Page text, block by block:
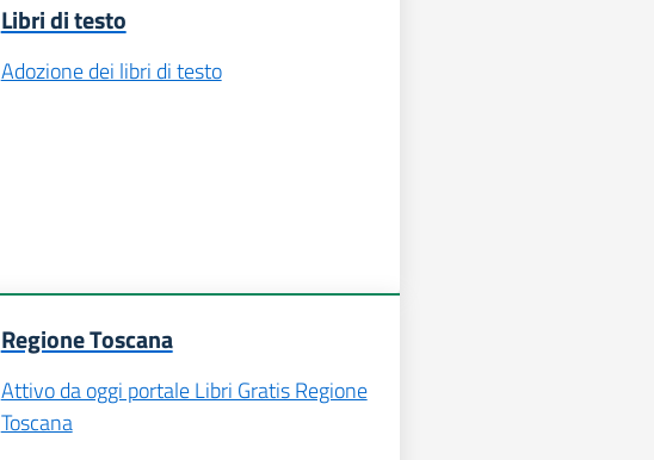
Libri di testo
Adozione dei libri di testo
Regione Toscana
Attivo da oggi portale Libri Gratis Regione
Toscana